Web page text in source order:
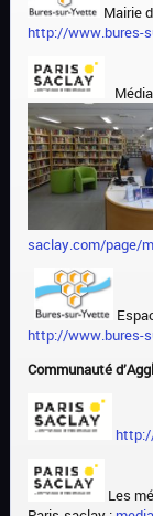
Mairie
http://www.bures-
saclay.com/page/
http://www.bures-
Communauté
Les